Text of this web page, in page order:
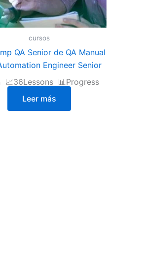
cursos
QA Senior de QA Manual
Engineer Senior
📈36Lessons 📊Progress
Leer más